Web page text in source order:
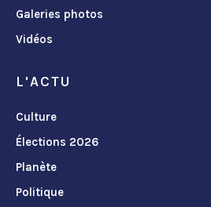
Galeries photos
Vidéos
L'ACTU
Culture
Élections 2026
Planète
Politique